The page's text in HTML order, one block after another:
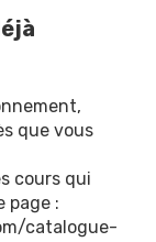
que vous
cours qui
page :
catalogue-